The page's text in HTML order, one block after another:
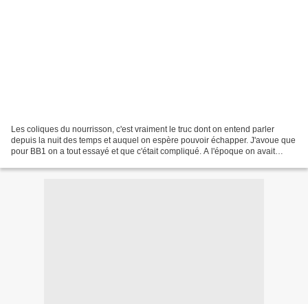
Les coliques du nourrisson, c'est vraiment le truc dont on entend parler
depuis la nuit des temps et auquel on espère pouvoir échapper. J'avoue que
pour BB1 on a tout essayé et que c'était compliqué. A l'époque on avait